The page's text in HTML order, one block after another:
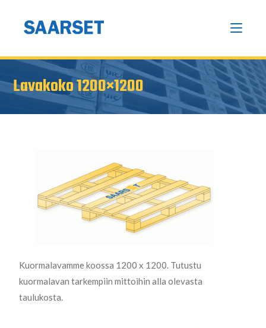
Lavakoko 1200×1200
Kuormalavamme koossa 1200 x 1200. Tutustu
kuormalavan tarkempiin mittoihin alla olevasta
taulukosta.